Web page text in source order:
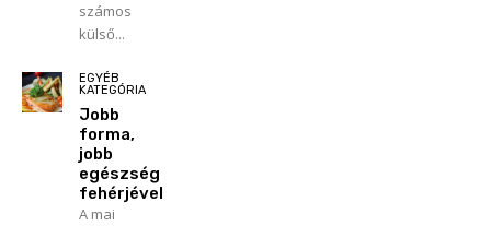
számos
külső...
EGYÉB
KATEGÓRIA
Jobb
forma,
jobb
egészség
fehérjével
A mai